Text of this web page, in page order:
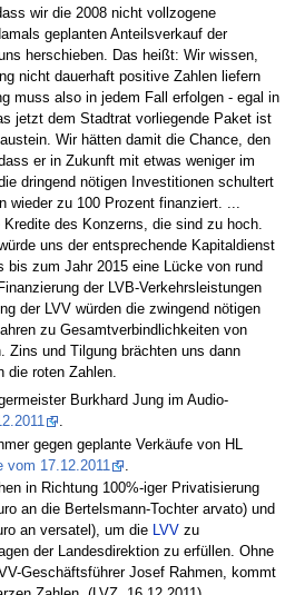
wir die 2008 nicht vollzogene
geplanten Anteilsverkauf der
herschieben. Das heißt: Wir wissen,
nicht dauerhaft positive Zahlen liefern
muss also in jedem Fall erfolgen - egal in
jetzt dem Stadtrat vorliegende Paket ist
Wir hätten damit die Chance, den
er in Zukunft mit etwas weniger im
dringend nötigen Investitionen schultert
wieder zu 100 Prozent finanziert. ...
des Konzerns, die sind zu hoch.
uns der entsprechende Kapitaldienst
zum Jahr 2015 eine Lücke von rund
der LVB-Verkehrsleistungen
der LVV würden die zwingend nötigen
zu Gesamtverbindlichkeiten von
Zins und Tilgung brächten uns dann
die roten Zahlen.
Burkhard Jung im Audio-
.
gegen geplante Verkäufe von HL
vom 17.12.2011
in Richtung 100%-iger Privatisierung
an die Bertelsmann-Tochter arvato) und
an versatel), um die LVV zu
der Landesdirektion zu erfüllen. Ohne
Geschäftsführer Josef Rahmen, kommt